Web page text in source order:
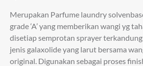
Merupakan Parfume laundry
grade ‘A’ yang memberikan wangi yg
disetiap semprotan sprayer
jenis galaxolide yang larut bersama
original. Digunakan sebagai proses